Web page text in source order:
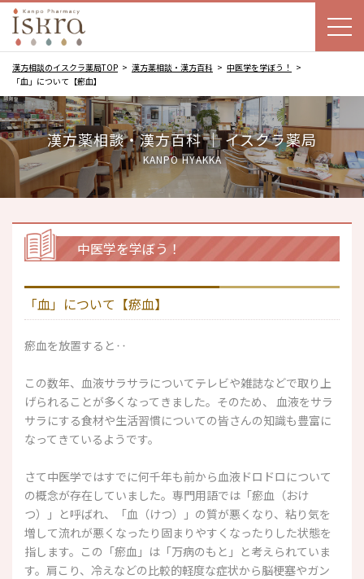
漢方相談のイスクラ薬局TOP 漢方薬相談・漢方百科
中医学を学ぼう！
「血」について【瘀血】
漢方薬相談・漢方百科 ｜ イスクラ薬局
KANPO HYAKKA
中医学を学ぼう！
「血」について【瘀血】
瘀血を放置すると‥
この数年、血液サラサラについてテレビや雑誌などで取り上
げられることが多くなってきました。そのため、 血液をサラ
サラにする食材や生活習慣についての皆さんの知識も豊富に
なってきているようです。
さて中医学ではすでに何千年も前から血液ドロドロについて
の概念が存在していました。専門用語では「瘀血（おけ
つ）」と呼ばれ、「血（けつ）」の質が悪くなり、粘り気を
増して流れが悪くなったり固まりやすくなったりした状態を
指します。この「瘀血」は「万病のもと」と考えられていま
す。肩こり、冷えなどの比較的軽度な症状から脳梗塞やガン